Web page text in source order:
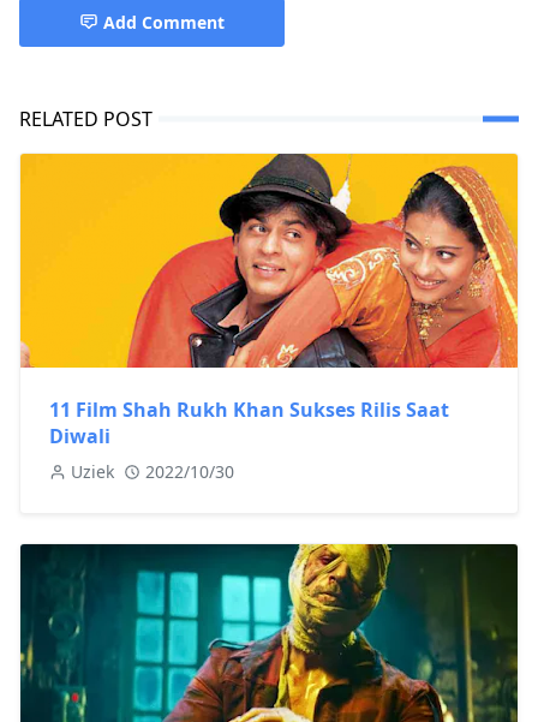
Add Comment
RELATED POST
11 Film Shah Rukh Khan Sukses Rilis Saat
Diwali
Uziek 2022/10/30